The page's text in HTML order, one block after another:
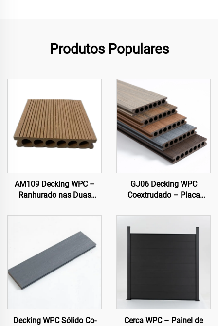
Produtos Populares
AM109 Decking WPC –
Ranhurado nas Duas
(140×25 mm)
GJ06 Decking WPC
Coextrudado – Placa
Sete Furos (Mais Vendido)
Decking WPC Sólido Co-
Cerca WPC – Painel de